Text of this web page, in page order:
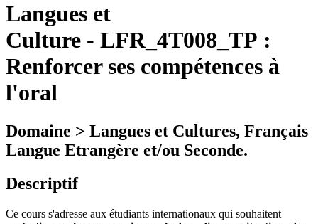
Langues et
Culture - LFR_4T008_TP :
Renforcer ses compétences à
l'oral
Domaine > Langues et Cultures, Français
Langue Etrangère et/ou Seconde.
Descriptif
Ce cours s'adresse aux étudiants internationaux qui souhaitent